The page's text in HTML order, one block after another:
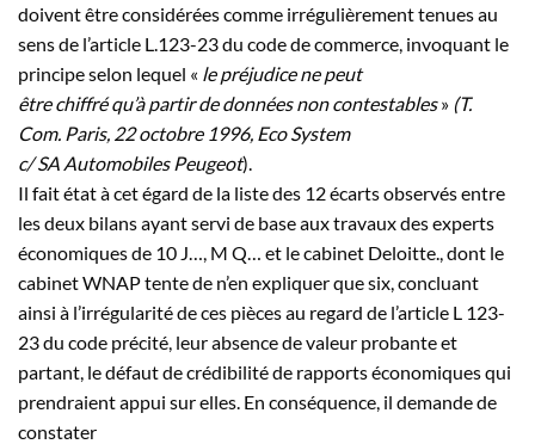
doivent être considérées comme irrégulièrement tenues au
sens de l’article L.123-23 du code de commerce, invoquant le
principe selon lequel « le préjudice ne peut
être chiffré qu’à partir de données non contestables» (T.
Com. Paris, 22 octobre 1996, Eco System
c/ SA Automobiles Peugeot).
Il fait état à cet égard de la liste des 12 écarts observés entre
les deux bilans ayant servi de base aux travaux des experts
économiques de 10 J…, M Q… et le cabinet Deloitte., dont le
cabinet WNAP tente de n’en expliquer que six, concluant
ainsi à l’irrégularité de ces pièces au regard de l’article L 123-
23 du code précité, leur absence de valeur probante et
partant, le défaut de crédibilité de rapports économiques qui
prendraient appui sur elles. En conséquence, il demande de
constater